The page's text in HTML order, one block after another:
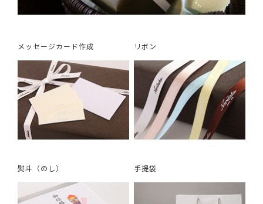
メッセージカード作成 リボン
熨斗（のし） 手提袋